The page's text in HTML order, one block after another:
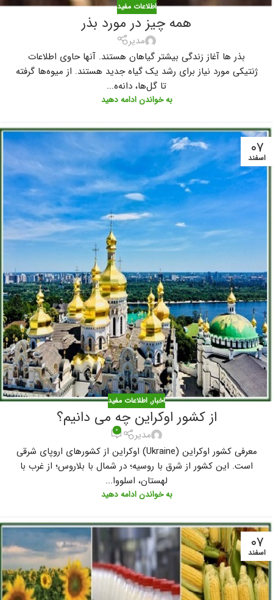
اطلاعات مفید
همه چیز در مورد بذر
مدیر
بذر ها آغاز زندگی بیشتر گیاهان هستند. آنها حاوی اطلاعات
ژنتیکی مورد نیاز برای رشد یک گیاه جدید هستند. از میوه‌ها گرفته
تا گل‌ها، دانه‌ه...
به خواندن ادامه دهید
۰۷
اسفند
اخبار, اطلاعات مفید
از کشور اوکراین چه می دانیم؟
مدیر ۰
معرفی کشور اوکراین (Ukraine) اوکراین از کشورهای اروپای شرقی
است. این کشور از شرق با روسیه؛ در شمال با بلاروس؛ از غرب با
لهستان، اسلووا...
به خواندن ادامه دهید
۰۷
اسفند